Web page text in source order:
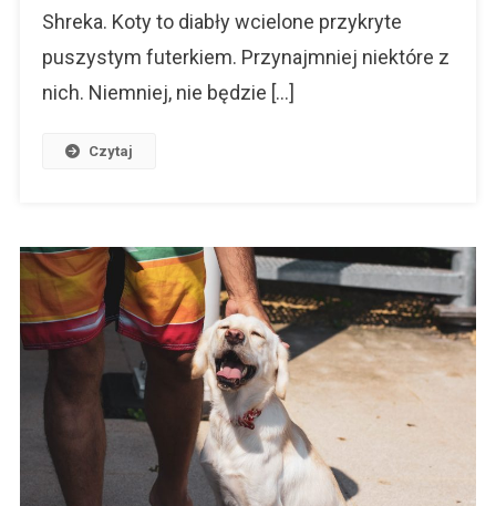
Shreka. Koty to diabły wcielone przykryte
puszystym futerkiem. Przynajmniej niektóre z
nich. Niemniej, nie będzie […]
Czytaj